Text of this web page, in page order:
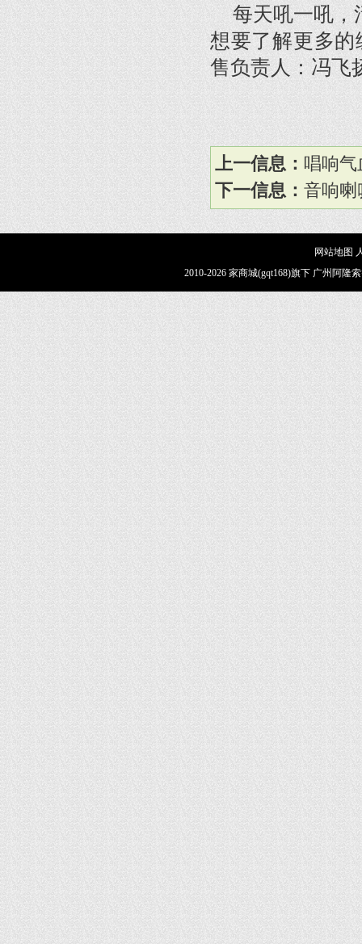
每天吼一吼，
想要了解更多的
售负责人：冯飞
上一信息： 唱响
下一信息： 音响喇
网站地图
2010-2026 家商城(gqt168)旗下 广州阿隆